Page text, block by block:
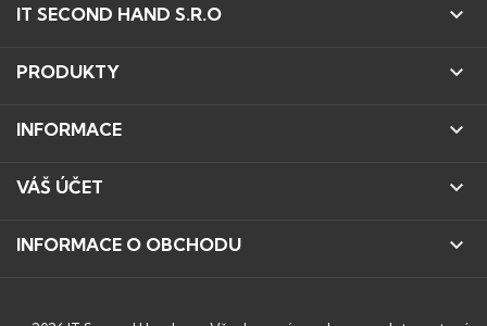
IT SECOND HAND S.R.O 
PRODUKTY 
INFORMACE 
VÁŠ ÚČET 
INFORMACE O OBCHODU 